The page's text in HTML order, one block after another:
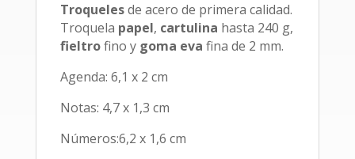
Troquelesde acero de primera calidad.
Troquela papel, cartulina hasta 240 g,
fieltrofino y goma eva fina de 2 mm.
Agenda: 6,1 x 2 cm
Notas: 4,7 x 1,3 cm
Números:6,2 x 1,6 cm